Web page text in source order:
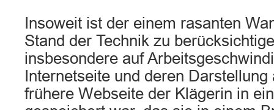
Insoweit ist der einem rasanten
Stand der Technik zu
insbesondere auf
Internetseite und deren
frühere Webseite der Klägerin in